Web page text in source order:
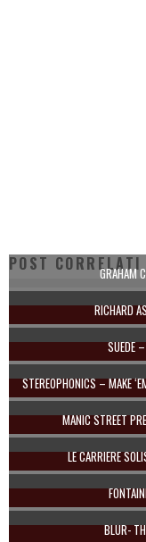
POST CORRELATI
GRAHAM
RICHARD
SUEDE
STEREOPHONICS – MAKE
MANIC STREET
LE CARRIERE
BLUR-